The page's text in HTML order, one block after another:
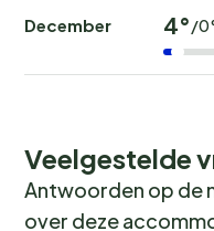
December 4°/
Veelgestelde
Antwoorden op de
over deze